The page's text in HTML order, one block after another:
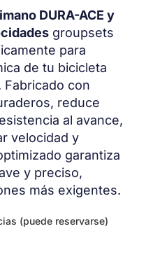
DURA-ACE y
groupsets
para
de tu bicicleta
con
reduce
al avance,
velocidad y
garantiza
y preciso,
más exigentes.
(puede reservarse)